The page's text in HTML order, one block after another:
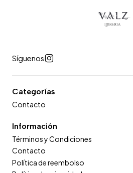
Síguenos
Categorías
Contacto
Información
Términos y Condiciones
Contacto
Política de reembolso